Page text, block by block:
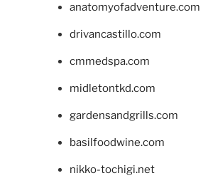
anatomyofadventure.com
drivancastillo.com
cmmedspa.com
midletontkd.com
gardensandgrills.com
basilfoodwine.com
nikko-tochigi.net